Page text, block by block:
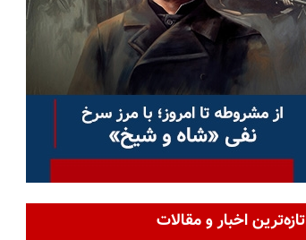
تازه‌ترین اخبار و مقالات